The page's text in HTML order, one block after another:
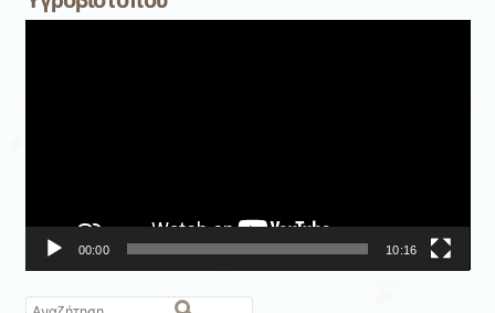
00:00 10:16
Αναζήτηση